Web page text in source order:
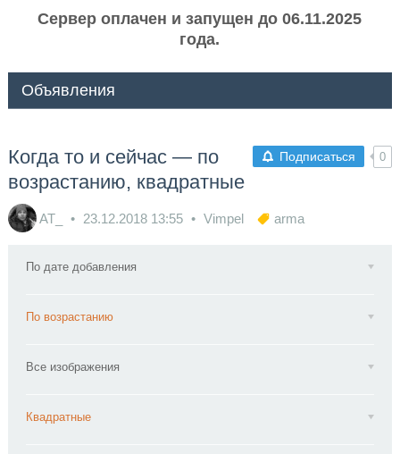
Сервер оплачен и запущен до 06.11.2025
года.
Объявления
Подписаться 0
Когда то и сейчас — по
возрастанию, квадратные
AT_ 23.12.2018 13:55 Vimpel arma
По дате добавления
По возрастанию
Все изображения
Квадратные